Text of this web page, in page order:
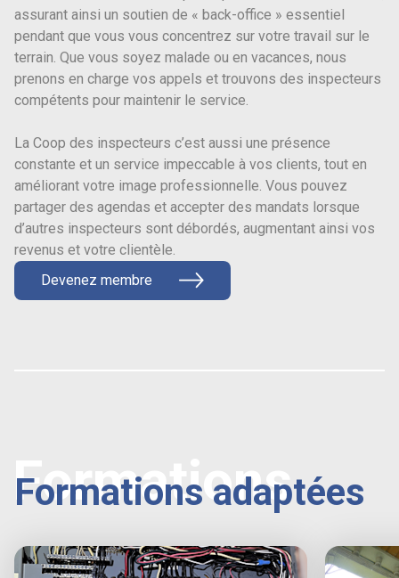
assurant ainsi un soutien de « back-office » essentiel
pendant que vous vous concentrez sur votre travail sur le
terrain. Que vous soyez malade ou en vacances, nous
prenons en charge vos appels et trouvons des inspecteurs
compétents pour maintenir le service.
La Coop des inspecteurs c’est aussi une présence
constante et un service impeccable à vos clients, tout en
améliorant votre image professionnelle. Vous pouvez
partager des agendas et accepter des mandats lorsque
d’autres inspecteurs sont débordés, augmentant ainsi vos
revenus et votre clientèle.
Devenez membre
Formations adaptées
Formations